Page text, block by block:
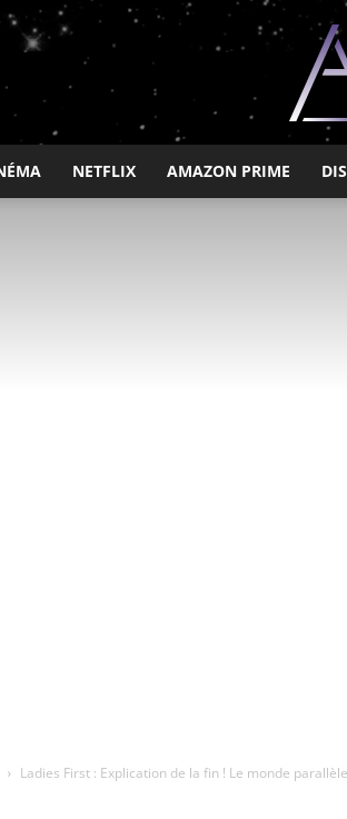
NETFLIX AMAZON PRIME
Ladies First : Explication de la fin ! Le monde